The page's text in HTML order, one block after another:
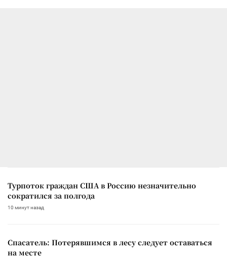
Турпоток граждан США в Россию незначительно
сократился за полгода
10 минут назад
Спасатель: Потерявшимся в лесу следует оставаться
на месте